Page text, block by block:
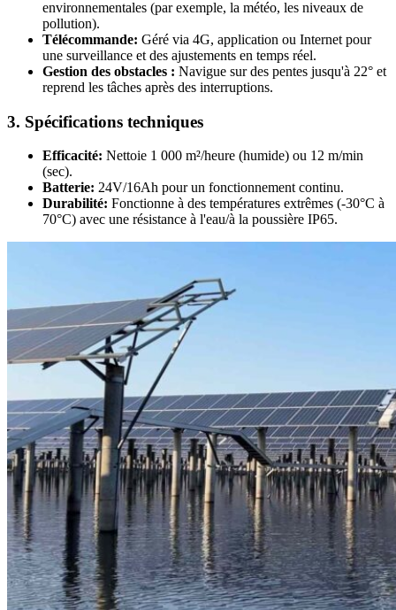
environnementales (par exemple, la météo, les niveaux de
pollution).
Télécommande: Géré via 4G, application ou Internet pour
une surveillance et des ajustements en temps réel.
Gestion des obstacles : Navigue sur des pentes jusqu'à 22° et
reprend les tâches après des interruptions.
3. Spécifications techniques
Efficacité: Nettoie 1 000 m²/heure (humide) ou 12 m/min
(sec).
Batterie: 24V/16Ah pour un fonctionnement continu.
Durabilité: Fonctionne à des températures extrêmes (-30°C à
70°C) avec une résistance à l'eau/à la poussière IP65.